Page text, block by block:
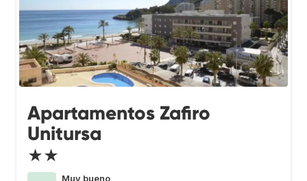
Apartamentos Zafiro
Unitursa
★★
Muy bueno